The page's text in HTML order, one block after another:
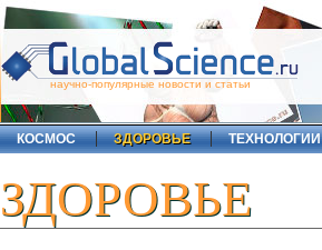
научно-популярные новости и статьи
КОСМОС ЗДОРОВЬЕ ТЕХНОЛОГИИ
ЗДОРОВЬЕ